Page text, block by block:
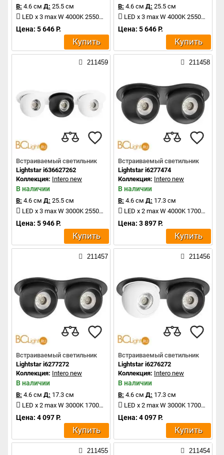
В: 4.6 см Д: 25.5 см
LED x 3 max W 4000K 2550Lm
Цена: 5 646 Р.
Купить
В: 4.6 см Д: 25.5 см
LED x 3 max W 4000K 2550Lm
Цена: 5 646 Р.
Купить
211459
Встраиваемый светильник
Lightstar i636627262
Коллекция: Intero new
В наличии
В: 4.6 см Д: 25.5 см
LED x 3 max W 3000K 2550Lm
Цена: 5 946 Р.
Купить
211458
Встраиваемый светильник
Lightstar i6277474
Коллекция: Intero new
В наличии
В: 4.6 см Д: 17.3 см
LED x 2 max W 4000K 1700Lm
Цена: 3 897 Р.
Купить
211457
Встраиваемый светильник
Lightstar i6277272
Коллекция: Intero new
В наличии
В: 4.6 см Д: 17.3 см
LED x 2 max W 3000K 1700Lm
Цена: 4 097 Р.
Купить
211456
Встраиваемый светильник
Lightstar i6276272
Коллекция: Intero new
В наличии
В: 4.6 см Д: 17.3 см
LED x 2 max W 3000K 1700Lm
Цена: 4 097 Р.
Купить
211455 211454